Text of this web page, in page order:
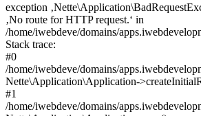
exception
‚No route for HTTP request.‘ in
/home/iwebdeve/domains/
Stack trace:
#0
/home/iwebdeve/domains/
Nette\Application\Application-
#1
/home/iwebdeve/domains/